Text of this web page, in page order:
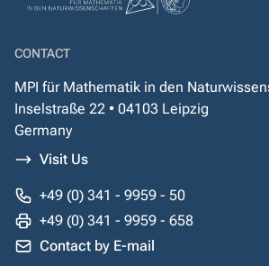
CONTACT
MPI für Mathematik in den
Inselstraße 22 • 04103 Leipzig
Germany
Visit Us
+49 (0) 341 - 9959 - 50
+49 (0) 341 - 9959 - 658
Contact by E-mail